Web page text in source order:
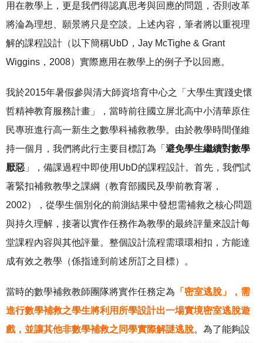
用在教學上，更是我們得認真思考與回應的問題，否則改革
將淪為理想、願景將只是空談。上述內容，筆者將以重視理
解的課程設計（以下簡稱UbD，Jay McTighe & Grant
Wiggins，2008）實際應用在教學上的例子予以回應。
我於2015年暑假參與清大師資培育中心之「大學生實踐史懷
哲精神教育服務計畫」，當時前往國立屏北高中小清華原住
民專班進行高一新生之數學科補救教學。由於教學時間僅維
持一個月，我們將此行主要目標訂為「 避免學生繼續對數學
厭惡 」，備課過程中即使用UbD的課程設計。首先，我們試
著緊扣補救教學之課綱（教育部國民及學前教育署，
2002），從學生個別化的前測結果中發想需補救之核心問題
與持久理解，接著以實作任務作為教學的最終評量來設計每
堂課程內容與其他評量。整個設計流程需環環相扣，方能達
成有效之教學（係指達到前述所訂之目標）。
當時的數學補救教師團隊將實作任務定為 「密室逃脫」，需
進行數學補救之學生將利用所學設計出一場實境密室逃脫遊
戲，並讓其他非數學補救之同學實際解謎逃脫。為了能夠設